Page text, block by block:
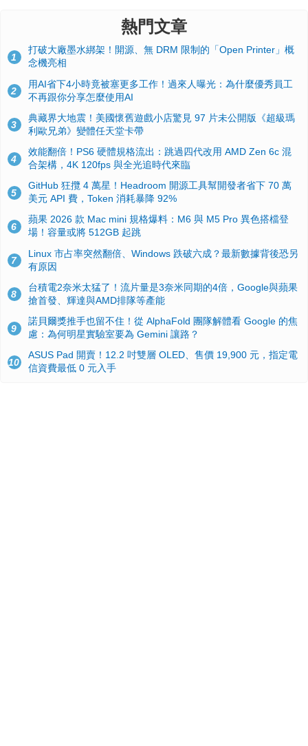
熱門文章
1
打破大廠墨水綁架！開源、無 DRM 限制的「Open Printer」概
念機亮相
2
用AI省下4小時竟被塞更多工作！過來人曝光：為什麼優秀員工
不再跟你分享怎麼使用AI
3
典藏界大地震！美國懷舊遊戲小店驚見 97 片未公開版《超級瑪
利歐兄弟》變體任天堂卡帶
4
效能翻倍！PS6 硬體規格流出：跳過四代改用 AMD Zen 6c 混
合架構，4K 120fps 與全光追時代來臨
5
GitHub 狂攬 4 萬星！Headroom 開源工具幫開發者省下 70 萬
美元 API 費，Token 消耗暴降 92%
6
蘋果 2026 款 Mac mini 規格爆料：M6 與 M5 Pro 異色搭檔登
場！容量或將 512GB 起跳
7
Linux 市占率突然翻倍、Windows 跌破六成？最新數據背後恐另
有原因
8
台積電2奈米太猛了！流片量是3奈米同期的4倍，Google與蘋果
搶首發、輝達與AMD排隊等產能
9
諾貝爾獎推手也留不住！從 AlphaFold 團隊解體看 Google 的焦
慮：為何明星實驗室要為 Gemini 讓路？
10
ASUS Pad 開賣！12.2 吋雙層 OLED、售價 19,900 元，指定電
信資費最低 0 元入手